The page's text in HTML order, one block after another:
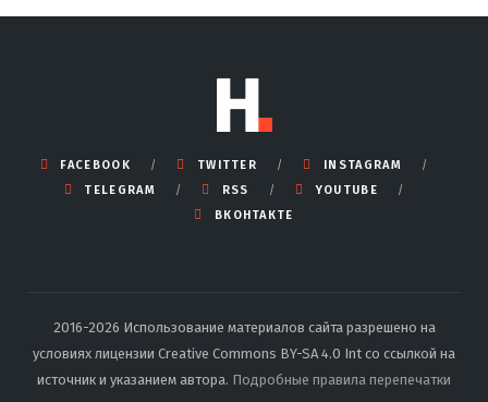
FACEBOOK TWITTER
INSTAGRAM
TELEGRAM
RSS
YOUTUBE
ВКОНТАКТЕ
2016-2026 Использование материалов сайта разрешено на
условиях лицензии Creative Commons BY-SA 4.0 Int со ссылкой на
источник и указанием автора. Подробные правила перепечатки